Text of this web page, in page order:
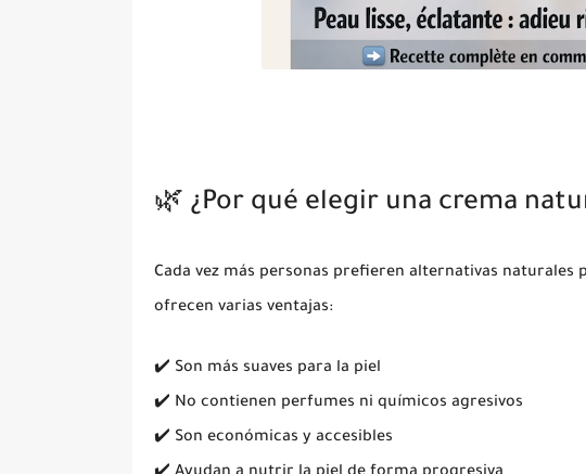
🌿 ¿Por qué elegir una crema
Cada vez más personas prefieren alternativas naturales
ofrecen varias ventajas:
✔️ Son más suaves para la piel
✔️ No contienen perfumes ni químicos agresivos
✔️ Son económicas y accesibles